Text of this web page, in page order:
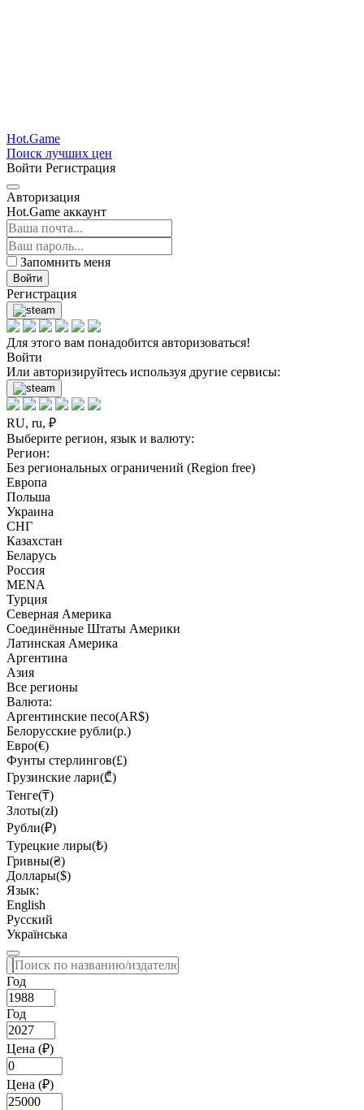
Hot.Game
Поиск лучших цен
Войти Регистрация
Авторизация
Hot.Game аккаунт
Запомнить меня
Войти
Регистрация
Для этого вам понадобится авторизоваться!
Войти
Или авторизируйтесь используя другие сервисы:
RU, ru, ₽
Выберите регион, язык и валюту:
Регион:
Без региональных ограничений (Region free)
Европа
Польша
Украина
СНГ
Казахстан
Беларусь
Россия
MENA
Турция
Северная Америка
Соединённые Штаты Америки
Латинская Америка
Аргентина
Азия
Все регионы
Валюта:
Аргентинские песо(AR$)
Белорусские рубли(р.)
Евро(€)
Фунты стерлингов(£)
Грузинские лари(₾)
Тенге(₸)
Злоты(zł)
Рубли(₽)
Турецкие лиры(₺)
Гривны(₴)
Доллары($)
Язык:
English
Русский
Українська
Год
Год
Цена (₽)
Цена (₽)